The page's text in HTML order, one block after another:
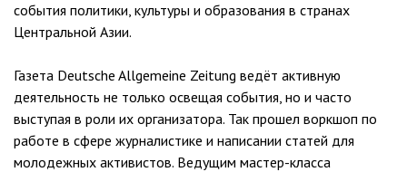
события политики, культуры и образования в странах
Центральной Азии.
Газета Deutsche Allgemeine Zeitung ведёт активную
деятельность не только освещая события, но и часто
выступая в роли их организатора. Так прошел воркшоп по
работе в сфере журналистике и написании статей для
молодежных активистов. Ведущим мастер-класса